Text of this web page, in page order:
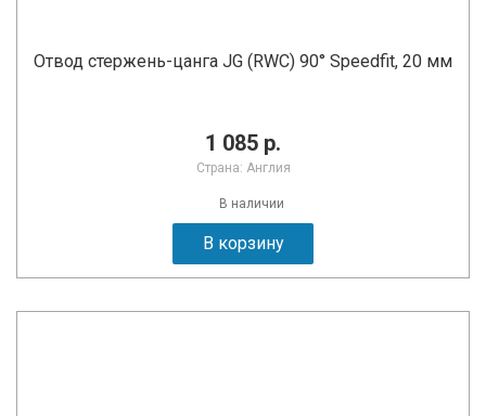
Отвод стержень-цанга JG (RWC) 90° Speedfit, 20 мм
1 085 р.
Страна: Англия
В наличии
В корзину